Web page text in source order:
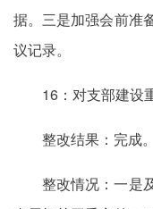
据。三是加强会前准
议记录。
16：对支部建设
整改结果：完成。
整改情况：一是